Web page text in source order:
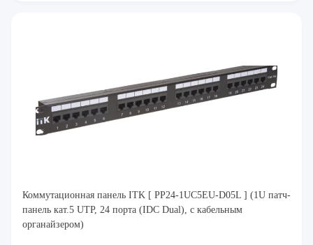
Коммутационная панель ITK [ PP24-1UC5EU-D05L ] (1U патч-
панель кат.5 UTP, 24 порта (IDC Dual), с кабельным
органайзером)